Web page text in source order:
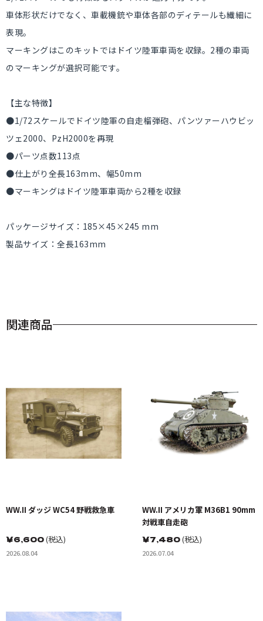
車体形状だけでなく、車載機銃や車体各部のディテールも繊細に
表現。
マーキングはこのキットではドイツ陸軍車両を収録。2種の車両
のマーキングが選択可能です。
【主な特徴】
●1/72スケールでドイツ陸軍の自走榴弾砲、パンツァーハウビッ
ツェ2000、PzH2000を再現
●パーツ点数113点
●仕上がり全長163mm、幅50mm
●マーキングはドイツ陸軍車両から2種を収録
パッケージサイズ：185×45×245 mm
製品サイズ：全長163mm
関連商品
WW.II ダッジ WC54 野戦救急車
￥6,600(税込)
2026.08.04
WW.II アメリカ軍 M36B1 90mm
対戦車自走砲
￥7,480(税込)
2026.07.04